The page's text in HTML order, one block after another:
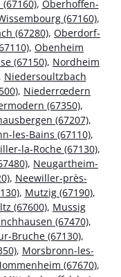
, Oberhoffen-
(67160),
(67280), Oberdorf-
, Obenheim
(67150), Nordheim
Niedersoultzbach
, Niederrœdern
(67350),
(67207),
les-Bains (67110),
la-Roche (67130),
, Neugartheim-
, Neewiller-près-
, Mutzig (67190),
(67600), Mussig
(67470),
Bruche (67130),
, Morsbronn-les-
(67670),